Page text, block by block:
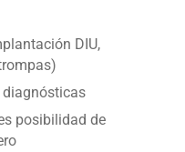
DIU,
diagnósticas
posibilidad de